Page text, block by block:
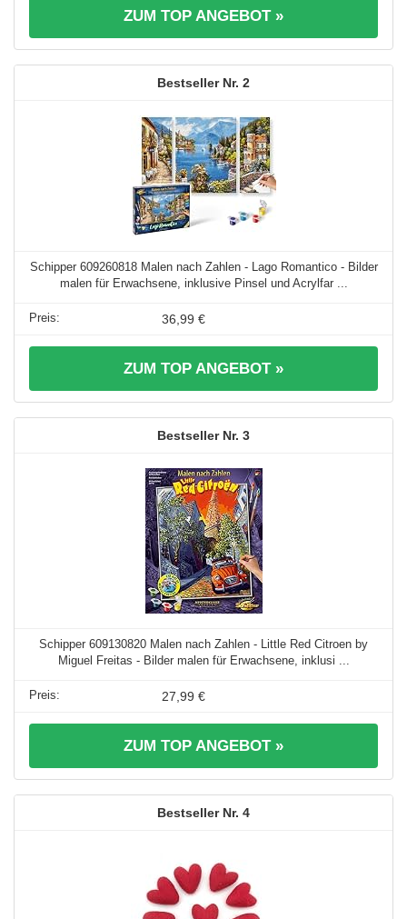
ZUM TOP ANGEBOT »
2
Schipper 609260818 Malen nach Zahlen - Lago Romantico - Bilder
malen für Erwachsene, inklusive Pinsel und Acrylfar ...
36,99 €
ZUM TOP ANGEBOT »
3
Schipper 609130820 Malen nach Zahlen - Little Red Citroen by
Miguel Freitas - Bilder malen für Erwachsene, inklusi ...
27,99 €
ZUM TOP ANGEBOT »
4